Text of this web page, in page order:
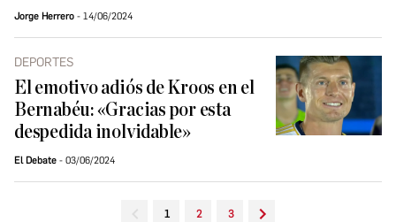
Jorge Herrero 14/06/2024
DEPORTES
El emotivo adiós de Kroos en el
Bernabéu: «Gracias por esta
despedida inolvidable»
El Debate 03/06/2024
1 2 3